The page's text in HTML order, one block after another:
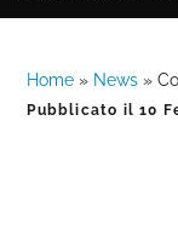
Home » News »
Pubblicato il10